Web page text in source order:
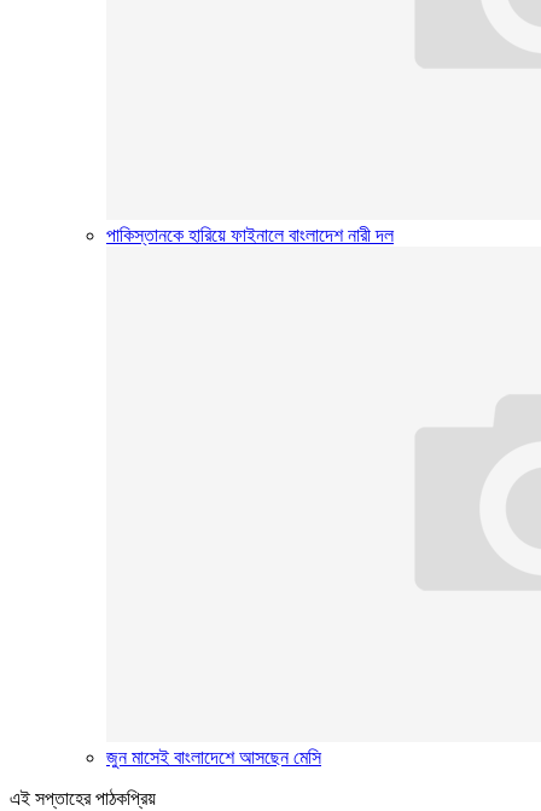
পাকিস্তানকে হারিয়ে ফাইনালে বাংলাদেশ নারী দল
জুন মাসেই বাংলাদেশে আসছেন মেসি
এই সপ্তাহের পাঠকপ্রিয়